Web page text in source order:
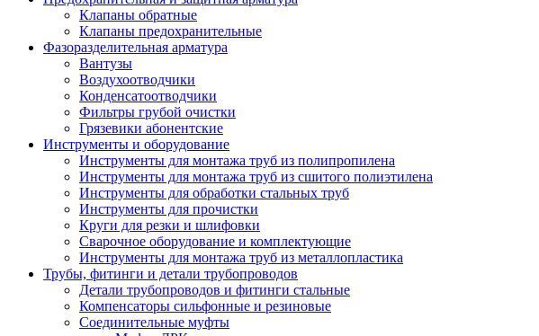
Клапаны обратные
Клапаны предохранительные
Фазоразделительная арматура
Вантузы
Воздухоотводчики
Конденсатоотводчики
Фильтры грубой очистки
Грязевики абонентские
Инструменты и оборудование
Инструменты для монтажа труб из полипропилена
Инструменты для монтажа труб из сшитого полиэтилена
Инструменты для обработки стальных труб
Инструменты для прочистки
Круги для резки и шлифовки
Сварочное оборудование и комплектующие
Инструменты для монтажа труб из металлопластика
Трубы, фитинги и детали трубопроводов
Детали трубопроводов и фитинги стальные
Компенсаторы сильфонные и резиновые
Соединительные муфты